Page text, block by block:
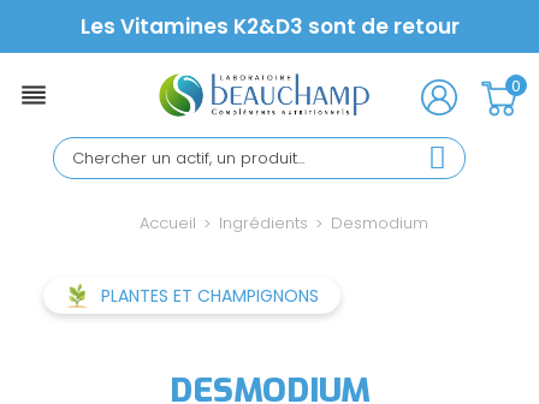
Les Vitamines K2&D3 sont de retour
0

Accueil Ingrédients Desmodium
PLANTES ET CHAMPIGNONS
DESMODIUM